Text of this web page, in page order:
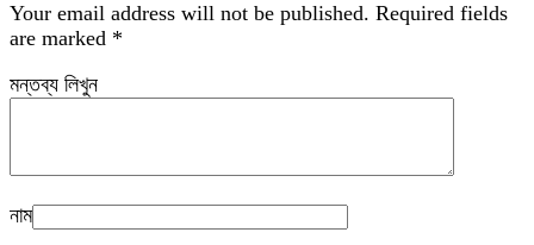
Your email address will not be published. Required fields
are marked *
মন্তব্য লিখুন
নাম